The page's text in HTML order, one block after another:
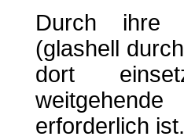
Durch ihre
(glashell
dort
erforderlich